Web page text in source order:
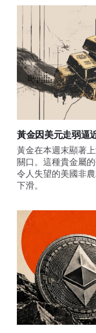
黃金因美元走弱逼
黃金在本週末顯著
關口。這種貴金屬
令人失望的美國非
下滑。